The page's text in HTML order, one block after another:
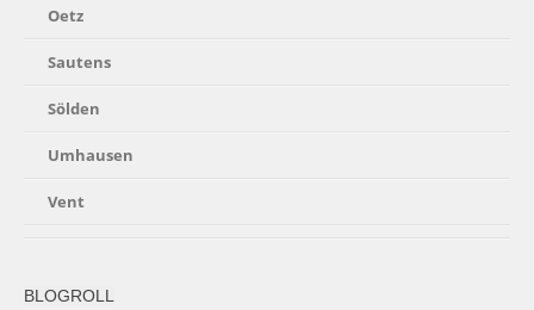
Oetz
Sautens
Sölden
Umhausen
Vent
BLOGROLL